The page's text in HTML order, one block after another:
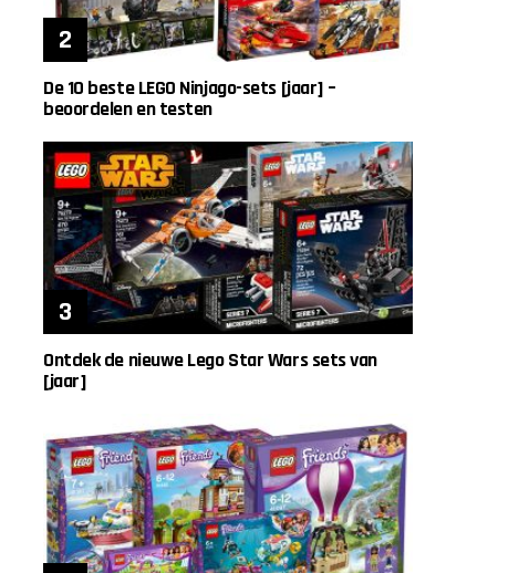
De 10 beste LEGO Ninjago-sets [jaar] –
beoordelen en testen
Ontdek de nieuwe Lego Star Wars sets van
[jaar]